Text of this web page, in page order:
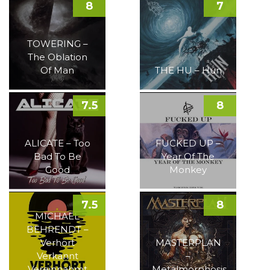
TOWERING –
The Oblation
Of Man
8
THE HU – Hun
7
ALICATE – Too
Bad To Be
Good
7.5
FUCKED UP –
Year Of The
Monkey
8
MICHAEL
BEHRENDT –
Verhört
Verkannt
7.5
MASTERPLAN
–
8